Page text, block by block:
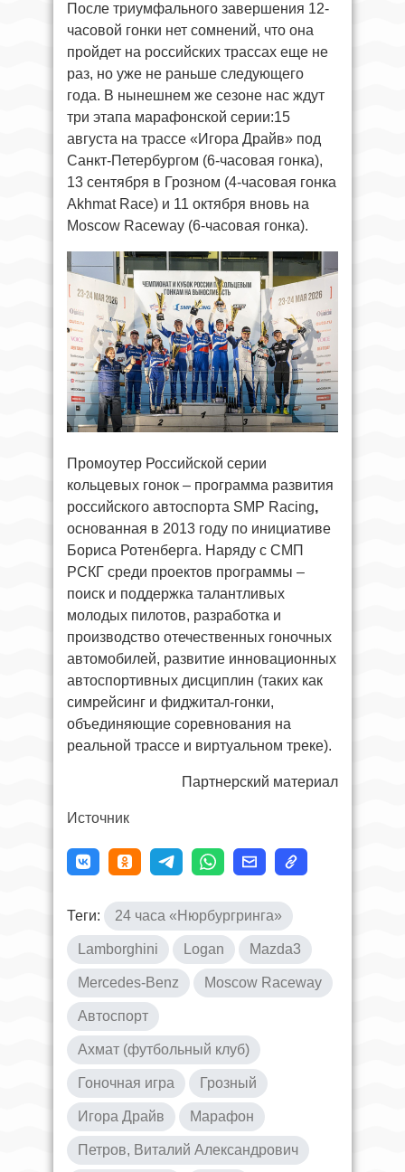
После триумфального завершения 12-
часовой гонки нет сомнений, что она
пройдет на российских трассах еще не
раз, но уже не раньше следующего
года. В нынешнем же сезоне нас ждут
три этапа марафонской серии:15
августа на трассе «Игора Драйв» под
Санкт-Петербургом (6-часовая гонка),
13 сентября в Грозном (4-часовая гонка
Akhmat Race) и 11 октября вновь на
Moscow Raceway (6-часовая гонка).
Промоутер Российской серии
кольцевых гонок – программа развития
российского автоспорта SMP Racing,
основанная в 2013 году по инициативе
Бориса Ротенберга. Наряду с СМП
РСКГ среди проектов программы –
поиск и поддержка талантливых
молодых пилотов, разработка и
производство отечественных гоночных
автомобилей, развитие инновационных
автоспортивных дисциплин (таких как
симрейсинг и фиджитал-гонки,
объединяющие соревнования на
реальной трассе и виртуальном треке).
Партнерский материал
Источник
Теги: 24 часа «Нюрбургринга»
Lamborghini Logan Mazda3
Mercedes-Benz Moscow Raceway
Автоспорт
Ахмат (футбольный клуб)
Гоночная игра Грозный
Игора Драйв Марафон
Петров, Виталий Александрович